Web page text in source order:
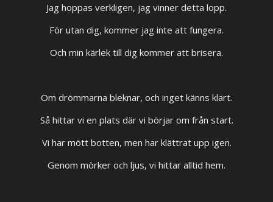
Jag hoppas verkligen, jag vinner detta lopp.
För utan dig, kommer jag inte att fungera.
Och min kärlek till dig kommer att brisera.
Om drömmarna bleknar, och inget känns klart.
Så hittar vi en plats där vi börjar om från start.
Vi har mött botten, men har klättrat upp igen.
Genom mörker och ljus, vi hittar alltid hem.